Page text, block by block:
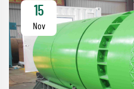
15
Nov